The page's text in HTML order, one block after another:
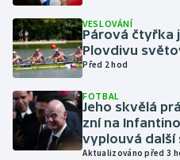
Judo
Krasobruslení
Lyže a snowboard
VESLOVÁNÍ
Párová čtyřka
Plovdivu
Před 2 hod
FOTBAL
Jeho skvělá
zní na
vyplouvá další
Aktualizováno před 3